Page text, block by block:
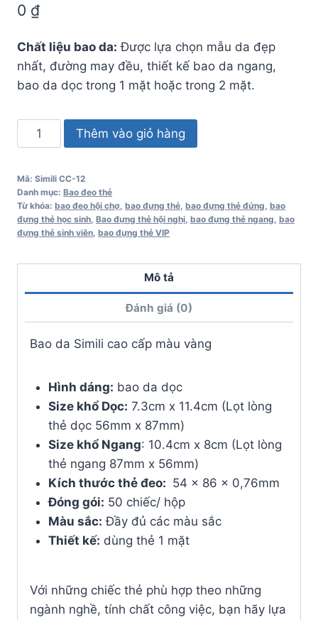
0 ₫
Chất liệu bao da: Được lựa chọn mẫu da đẹp
nhất, đường may đều, thiết kế bao da ngang,
bao da dọc trong 1 mặt hoặc trong 2 mặt.
Bao
da
cao
cấp
màu
vàng
số
Thêm vào giỏ hàng
Mã: Simili CC-12
Danh mục: Bao đeo thẻ
Từ khóa: bao đeo hội chợ bao đựng thẻ bao đựng thẻ đứng bao
đựng thẻ học sinh Bao đựng thẻ hội nghị bao đựng thẻ ngang bao
đựng thẻ sinh viên bao đựng thẻ VIP
Mô tả
Đánh giá (0)
Bao da Simili cao cấp màu vàng
Hình dáng: bao da dọc
Size khổ Dọc: 7.3cm x 11.4cm (Lọt lòng
thẻ dọc 56mm x 87mm)
Size khổ Ngang: 10.4cm x 8cm (Lọt lòng
thẻ ngang 87mm x 56mm)
Kích thước thẻ đeo: 54 x 86 x 0,76mm
Đóng gói: 50 chiếc/ hộp
Màu sắc: Đầy đủ các màu sắc
Thiết kế: dùng thẻ 1 mặt
Với những chiếc thẻ phù hợp theo những
ngành nghề, tính chất công việc, bạn hãy lựa